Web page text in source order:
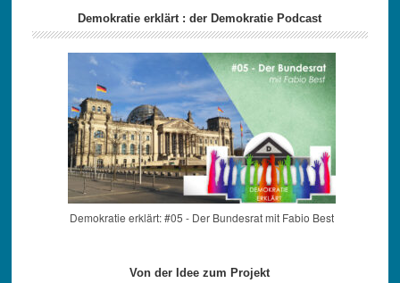
Demokratie erklärt : der Demokratie Podcast
Demokratie erklärt: #05 - Der Bundesrat mit Fabio Best
Von der Idee zum Projekt